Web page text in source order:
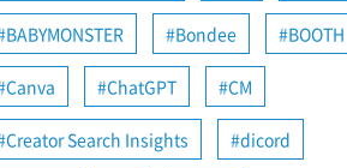
BABYMONSTER Bondee BOOTH
Canva ChatGPT CM
Creator Search Insights dicord